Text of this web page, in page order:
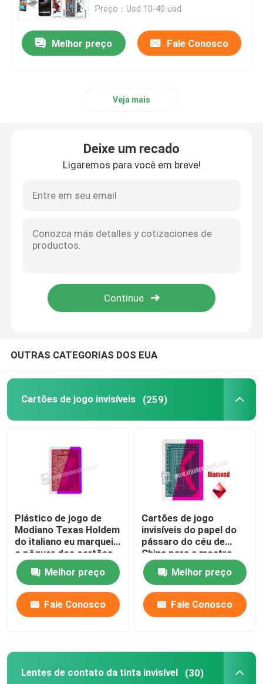
Lentes de contato da tinta invisível
Analisador do póquer
Varredor do póquer
Cartões marcados do póquer
Software de análise do póquer
Acessórios de jogo
Preço：Usd 10-40 usd
Melhor preço Fale Conosco
Veja mais
Deixe um recado
Ligaremos para você em breve!
OUTRAS CATEGORIAS DOS EUA
Cartões de jogo invisíveis (259)
Plástico de jogo de
Modiano Texas Holdem
do italiano eu marquei
o pôquer dos cartões
Melhor preço
Fale Conosco
Cartões de jogo
invisíveis do papel do
pássaro do céu de
China para a mostra
mágica
Melhor preço
Fale Conosco
Lentes de contato da tinta invisível (30)